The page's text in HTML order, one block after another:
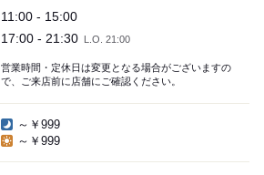
11:00 - 15:00
17:00 - 21:30
L.O. 21:00
営業時間・定休日は変更となる場合がございますの
で、ご来店前に店舗にご確認ください。
～￥999
～￥999